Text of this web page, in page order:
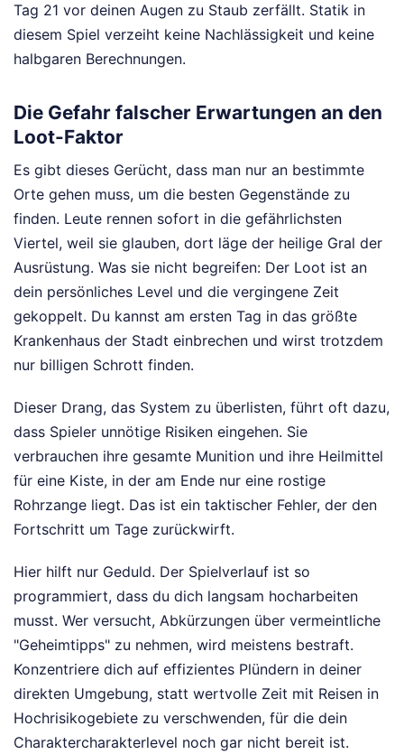
Tag 21 vor deinen Augen zu Staub zerfällt. Statik in
diesem Spiel verzeiht keine Nachlässigkeit und keine
halbgaren Berechnungen.
Die Gefahr falscher Erwartungen an den
Loot-Faktor
Es gibt dieses Gerücht, dass man nur an bestimmte
Orte gehen muss, um die besten Gegenstände zu
finden. Leute rennen sofort in die gefährlichsten
Viertel, weil sie glauben, dort läge der heilige Gral der
Ausrüstung. Was sie nicht begreifen: Der Loot ist an
dein persönliches Level und die vergingene Zeit
gekoppelt. Du kannst am ersten Tag in das größte
Krankenhaus der Stadt einbrechen und wirst trotzdem
nur billigen Schrott finden.
Dieser Drang, das System zu überlisten, führt oft dazu,
dass Spieler unnötige Risiken eingehen. Sie
verbrauchen ihre gesamte Munition und ihre Heilmittel
für eine Kiste, in der am Ende nur eine rostige
Rohrzange liegt. Das ist ein taktischer Fehler, der den
Fortschritt um Tage zurückwirft.
Hier hilft nur Geduld. Der Spielverlauf ist so
programmiert, dass du dich langsam hocharbeiten
musst. Wer versucht, Abkürzungen über vermeintliche
"Geheimtipps" zu nehmen, wird meistens bestraft.
Konzentriere dich auf effizientes Plündern in deiner
direkten Umgebung, statt wertvolle Zeit mit Reisen in
Hochrisikogebiete zu verschwenden, für die dein
Charaktercharakterlevel noch gar nicht bereit ist.